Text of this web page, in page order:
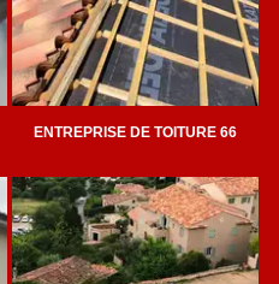
ENTREPRISE DE TOITURE 66